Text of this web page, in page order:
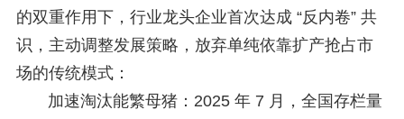
的双重作用下，行业龙头企业首次达成 “反内卷” 共
识，主动调整发展策略，放弃单纯依靠扩产抢占市
场的传统模式：
加速淘汰能繁母猪：2025 年 7 月，全国存栏量